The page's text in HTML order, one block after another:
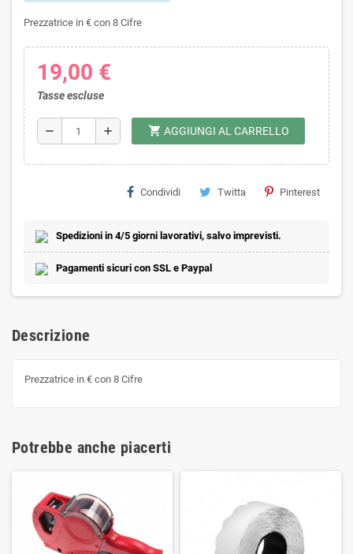
Prezzatrice in € con 8 Cifre
19,00 €
Tasse escluse
remove add shopping_cart AGGIUNGI AL CARRELLO
Condividi Twitta Pinterest
Spedizioni in 4/5 giorni lavorativi, salvo imprevisti.
Pagamenti sicuri con SSL e Paypal
Descrizione
Prezzatrice in € con 8 Cifre
Potrebbe anche piacerti